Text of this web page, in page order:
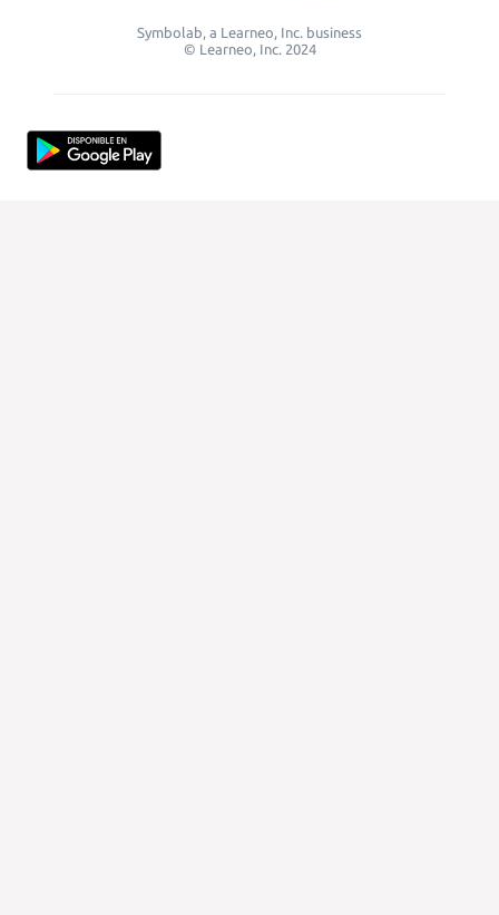
Symbolab, a Learneo, Inc. business
© Learneo, Inc. 2024